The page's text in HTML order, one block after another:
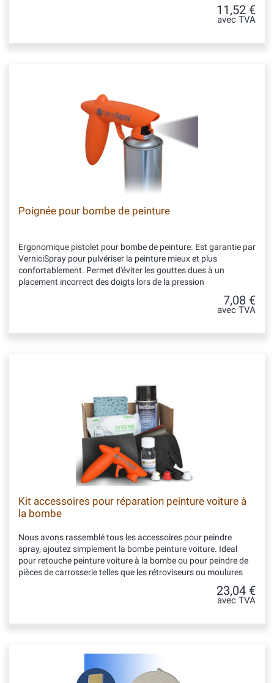
11,52 €
avec TVA
Poignée pour bombe de peinture
Ergonomique pistolet pour bombe de peinture. Est garantie par
VerniciSpray pour pulvériser la peinture mieux et plus
confortablement. Permet d'éviter les gouttes dues à un
placement incorrect des doigts lors de la pression
7,08 €
avec TVA
Kit accessoires pour réparation peinture voiture à
la bombe
Nous avons rassemblé tous les accessoires pour peindre
spray, ajoutez simplement la bombe peinture voiture. Ideal
pour retouche peinture voiture à la bombe ou pour peindre de
pièces de carrosserie telles que les rétroviseurs ou moulures
23,04 €
avec TVA